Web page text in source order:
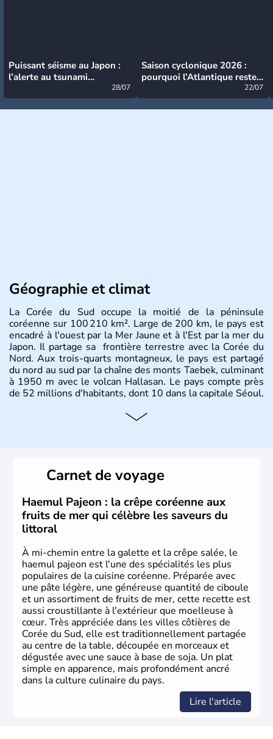
Puissant séisme au Japon :
l’alerte au tsunami
28/07
Saison cyclonique 2026 :
pourquoi l’Atlantique reste
22/07
Géographie et climat
La Corée du Sud occupe la moitié de la péninsule
coréenne sur 100 210 km². Large de 200 km, le pays est
encadré à l'ouest par la Mer Jaune et à l'Est par la mer du
Japon. Il partage sa frontière terrestre avec la Corée du
Nord. Aux trois-quarts montagneux, le pays est partagé
du nord au sud par la chaîne des monts Taebek, culminant
à 1950 m avec le volcan Hallasan. Le pays compte près
de 52 millions d'habitants, dont 10 dans la capitale Séoul.
Histoire et administration
christianisme et le bouddhisme en sont les deux
principales religions. Ce pays partage sa culture avec la
Corée du Nord. Les Jeux Olympiques s’y sont déroulés en
1988, de même que la Coupe du Monde de football en
2002, en collaboration avec le Japon.
Carnet de voyage
Haemul Pajeon : la crêpe coréenne aux
fruits de mer qui célèbre les saveurs du
littoral
À mi-chemin entre la galette et la crêpe salée, le
haemul pajeon est l'une des spécialités les plus
populaires de la cuisine coréenne. Préparée avec
une pâte légère, une généreuse quantité de ciboule
et un assortiment de fruits de mer, cette recette est
aussi croustillante à l'extérieur que moelleuse à
cœur. Très appréciée dans les villes côtières de
Corée du Sud, elle est traditionnellement partagée
au centre de la table, découpée en morceaux et
dégustée avec une sauce à base de soja. Un plat
simple en apparence, mais profondément ancré
dans la culture culinaire du pays.
Lire l'article